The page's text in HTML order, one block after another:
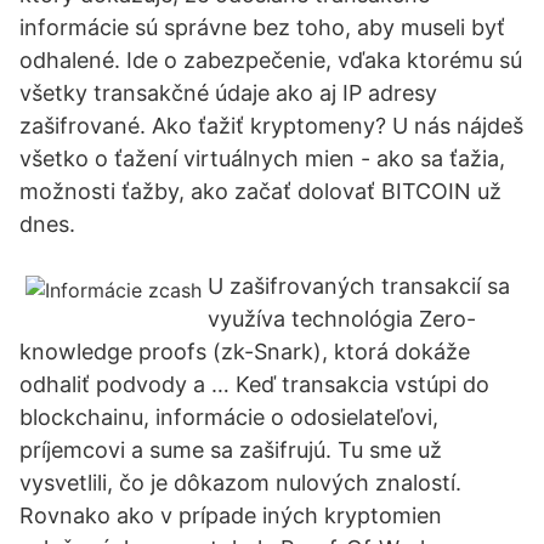
informácie sú správne bez toho, aby museli byť
odhalené. Ide o zabezpečenie, vďaka ktorému sú
všetky transakčné údaje ako aj IP adresy
zašifrované. Ako ťažiť kryptomeny? U nás nájdeš
všetko o ťažení virtuálnych mien - ako sa ťažia,
možnosti ťažby, ako začať dolovať BITCOIN už
dnes.
U zašifrovaných transakcií sa
využíva technológia Zero-
knowledge proofs (zk-Snark), ktorá dokáže
odhaliť podvody a … Keď transakcia vstúpi do
blockchainu, informácie o odosielateľovi,
príjemcovi a sume sa zašifrujú. Tu sme už
vysvetlili, čo je dôkazom nulových znalostí.
Rovnako ako v prípade iných kryptomien